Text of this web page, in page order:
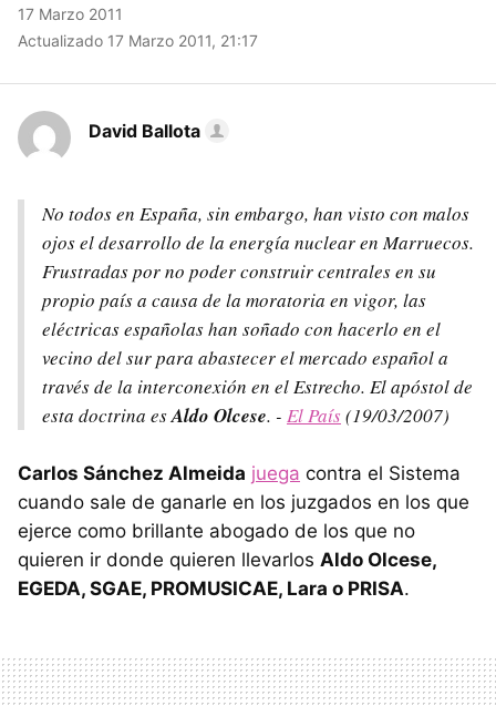
17 Marzo 2011
Actualizado 17 Marzo 2011, 21:17
David Ballota
No todos en España, sin embargo, han visto con malos
ojos el desarrollo de la energía nuclear en Marruecos.
Frustradas por no poder construir centrales en su
propio país a causa de la moratoria en vigor, las
eléctricas españolas han soñado con hacerlo en el
vecino del sur para abastecer el mercado español a
través de la interconexión en el Estrecho. El apóstol de
esta doctrina esAldo Olcese. - El País(19/03/2007)
Carlos Sánchez Almeida juega contra el Sistema
cuando sale de ganarle en los juzgados en los que
ejerce como brillante abogado de los que no
quieren ir donde quieren llevarlos Aldo Olcese,
EGEDA, SGAE, PROMUSICAE, Lara o PRISA.